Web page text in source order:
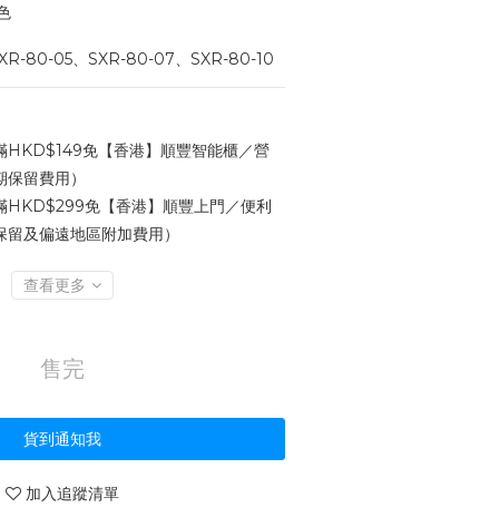
80-05、SXR-80-07、SXR-80-10
HKD$149免【香港】順豐智能櫃／營
留費用）
HKD$299免【香港】順豐上門／便利
及偏遠地區附加費用）
查看更多
售完
貨到通知我
加入追蹤清單